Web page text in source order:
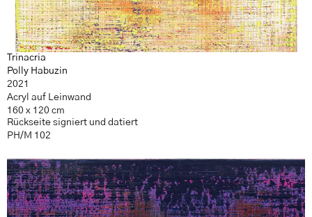
Trinacria
Polly Habuzin
2021
Acryl auf Leinwand
160 x 120 cm
Rückseite signiert und datiert
PH/M 102